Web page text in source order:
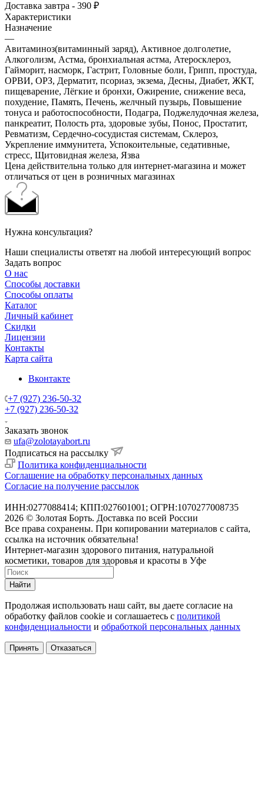
Доставка завтра - 390 ₽
Характеристики
Назначение
—
Авитаминоз(витаминный заряд), Активное долголетие,
Алкоголизм, Астма, бронхиальная астма, Атеросклероз,
Гайморит, насморк, Гастрит, Головные боли, Грипп, простуда,
ОРВИ, ОРЗ, Дерматит, псориаз, экзема, Десны, Диабет, ЖКТ,
пищеварение, Лёгкие и бронхи, Ожирение, снижение веса,
похудение, Память, Печень, желчный пузырь, Повышение
тонуса и работоспособности, Подагра, Поджелудочная железа,
панкреатит, Полость рта, здоровые зубы, Понос, Простатит,
Ревматизм, Сердечно-сосудистая системам, Склероз,
Укрепление иммунитета, Успокоительные, седативные,
стресс, Щитовидная железа, Язва
Цена действительна только для интернет-магазина и может
отличаться от цен в розничных магазинах
Нужна консультация?
Наши специалисты ответят на любой интересующий вопрос
Задать вопрос
О нас
Способы доставки
Способы оплаты
Каталог
Личный кабинет
Скидки
Лицензии
Контакты
Карта сайта
Вконтакте
+7 (927) 236-50-32
+7 (927) 236-50-32
Заказать звонок
ufa@zolotayabort.ru
Подписаться на рассылку
Политика конфиденциальности
Соглашение на обработку персональных данных
Согласие на получение рассылок
ИНН:0277088414; КПП:027601001; ОГРН:1070277008735
2026 © Золотая Борть. Доставка по всей России
Все права сохранены. При копировании материалов с сайта,
ссылка на источник обязательна!
Интернет-магазин здорового питания, натуральной
косметики, товаров для здоровья и красоты в Уфе
Найти
Продолжая использовать наш сайт, вы даете согласие на
обработку файлов cookie и соглашаетесь с политикой
конфиденциальности и обработкой персональных данных
Принять Отказаться